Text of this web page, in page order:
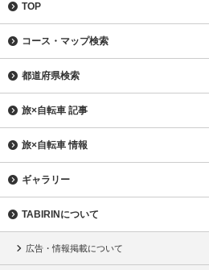
TOP
コース・マップ検索
都道府県検索
旅×自転車 記事
旅×自転車 情報
ギャラリー
TABIRINについて
広告・情報掲載について